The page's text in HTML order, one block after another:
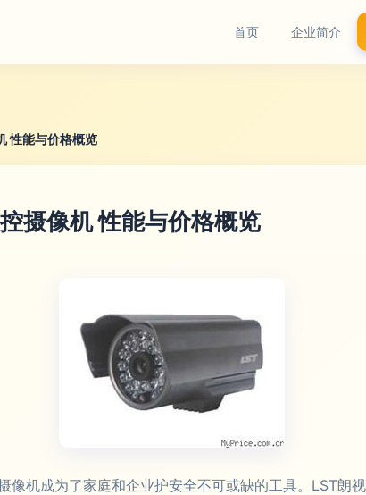
首页 企业简介
性能与价格概览
摄像机 性能与价格概览
像机成为了家庭和企业护安全不可或缺的工具。LST朗